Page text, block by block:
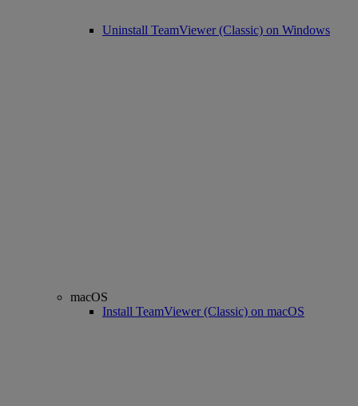
Uninstall TeamViewer (Classic) on Windows
macOS
Install TeamViewer (Classic) on macOS